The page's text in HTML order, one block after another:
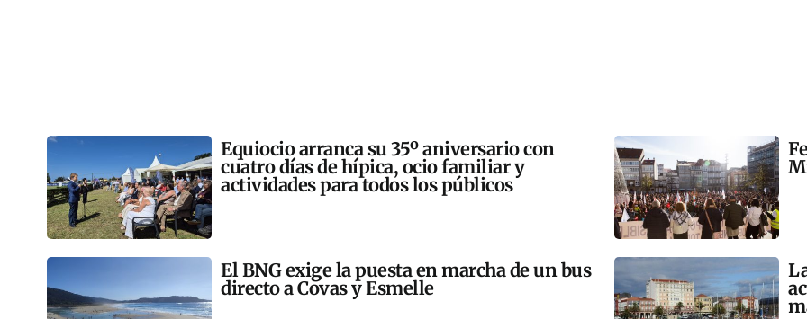
Equiocio arranca su 35º aniversario con
cuatro días de hípica, ocio familiar y
actividades para todos los públicos
El BNG exige la puesta en marcha de un bus
directo a Covas y Esmelle